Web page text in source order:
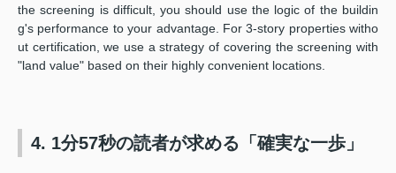
the screening is difficult, you should use the logic of the buildin
g's performance to your advantage. For 3-story properties witho
ut certification, we use a strategy of covering the screening with
"land value" based on their highly convenient locations.
4. 1分57秒の読者が求める「確実な一歩」